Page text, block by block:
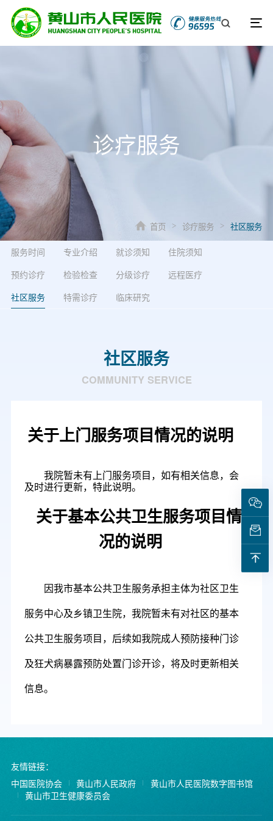
诊疗服务
首页 > 诊疗服务 > 社区服务
服务时间 专业介绍 就诊须知
住院须知
预约诊疗
检验检查 分级诊疗
远程医疗
社区服务
特需诊疗 临床研究
社区服务
COMMUNITY SERVICE
关于上门服务项目情况的说明
我院暂未有上门服务项目，如有相关信息，会
及时进行更新，特此说明。
关于基本公共卫生服务项目情
况的说明
因我市基本公共卫生服务承担主体为社区卫生
服务中心及乡镇卫生院，我院暂未有对社区的基本
公共卫生服务项目， 后续如我院成人预防接种门诊
及狂犬病暴露预防处置门诊开诊，将及时更新相关
信息。
友情链接：
中国医院协会
黄山市人民政府
黄山市人民医院数字图书馆
黄山市卫生健康委员会